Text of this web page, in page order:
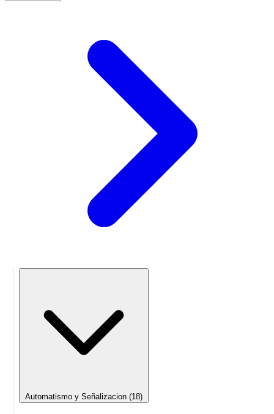
Automatismo y Señalizacion (18)